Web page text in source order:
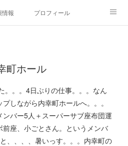
情報 プロフィール
町ホール
。。。4日ぶりの仕事。。。なん
しながら内幸町ホールへ。。。
バー5人＋スーパーサブ座布団運
座、小ごとさん。というメンバ
、、、、暑いっす。。。内幸町の